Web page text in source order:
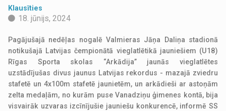
Klausīties
18. jūnijs, 2024
Pagājušajā nedēļas nogalē Valmieras Jāņa Daliņa stadionā
notikušajā Latvijas čempionātā vieglatlētikā jauniešiem (U18)
Rīgas Sporta skolas “Arkādija” jaunās vieglatlētes
uzstādījušas divus jaunus Latvijas rekordus - mazajā zviedru
stafetē un 4x100m stafetē jaunietēm, un arkādieši ar astoņām
zelta medaļām, no kurām puse Vanadziņu ģimenes kontā, bija
visvairāk uzvaras izcīnījušie jauniešu konkurencē, informē SS